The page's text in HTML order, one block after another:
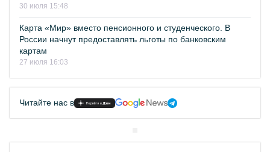
30 июля 15:48
Карта «Мир» вместо пенсионного и студенческого. В
России начнут предоставлять льготы по банковским
картам
27 июля 16:03
Читайте нас в